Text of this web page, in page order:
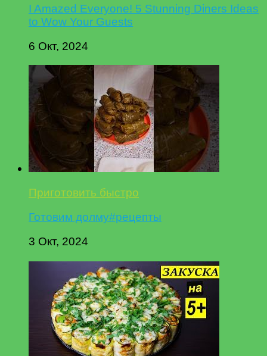
I Amazed Everyone! 5 Stunning Diners Ideas
to Wow Your Guests
6 Окт, 2024
Приготовить быстро
Готовим долму#рецепты
3 Окт, 2024